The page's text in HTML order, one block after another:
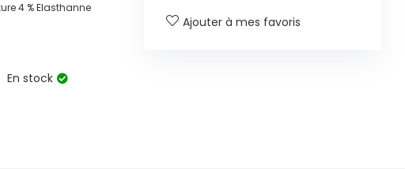
4 % Elasthanne
En stock
Ajouter à mes favoris